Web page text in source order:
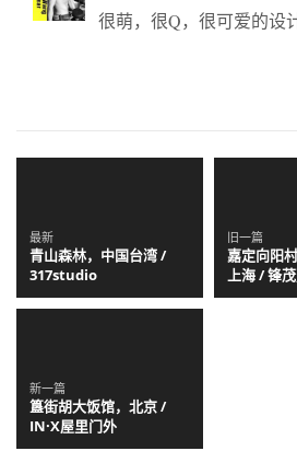
很萌，很Q，很可爱的设
最新
青山森林，中国台湾 /
317studio
旧一篇
嘉定向阳
上海 / 锋
新一篇
簋街胡大饭馆，北京 /
IN·X屋里门外